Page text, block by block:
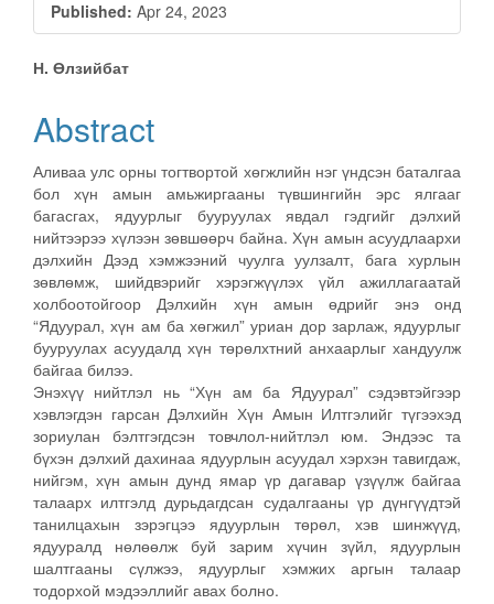
Published: Apr 24, 2023
Main
Article
Content
Н. Өлзийбат
Abstract
Аливаа улс орны тогтвортой хөгжлийн нэг үндсэн баталгаа
бол хүн амын амьжиргааны түвшингийн эрс ялгааг
багасгах, ядуурлыг бууруулах явдал гэдгийг дэлхий
нийтээрээ хүлээн зөвшөөрч байна. Хүн амын асуудлаархи
дэлхийн Дээд хэмжээний чуулга уулзалт, бага хурлын
зөвлөмж, шийдвэрийг хэрэгжүүлэх үйл ажиллагаатай
холбоотойгоор Дэлхийн хүн амын өдрийг энэ онд
“Ядуурал, хүн ам ба хөгжил” уриан дор зарлаж, ядуурлыг
бууруулах асуудалд хүн төрөлхтний анхаарлыг хандуулж
байгаа билээ.
Энэхүү нийтлэл нь “Хүн ам ба Ядуурал” сэдэвтэйгээр
хэвлэгдэн гарсан Дэлхийн Хүн Амын Илтгэлийг түгээхэд
зориулан бэлтгэгдсэн товчлол-нийтлэл юм. Эндээс та
бүхэн дэлхий дахинаа ядуурлын асуудал хэрхэн тавигдаж,
нийгэм, хүн амын дунд ямар үр дагавар үзүүлж байгаа
талаарх илтгэлд дурьдагдсан судалгааны үр дүнгүүдтэй
танилцахын зэрэгцээ ядуурлын төрөл, хэв шинжүүд,
ядууралд нөлөөлж буй зарим хүчин зүйл, ядуурлын
шалтгааны сүлжээ, ядуурлыг хэмжих аргын талаар
тодорхой мэдээллийг авах болно.